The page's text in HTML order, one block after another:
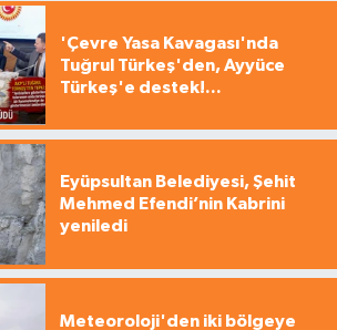
'Çevre Yasa Kavagası'nda
Tuğrul Türkeş'den, Ayyüce
Türkeş'e destek!...
Eyüpsultan Belediyesi, Şehit
Mehmed Efendi’nin Kabrini
yeniledi
Meteoroloji'den iki bölgeye